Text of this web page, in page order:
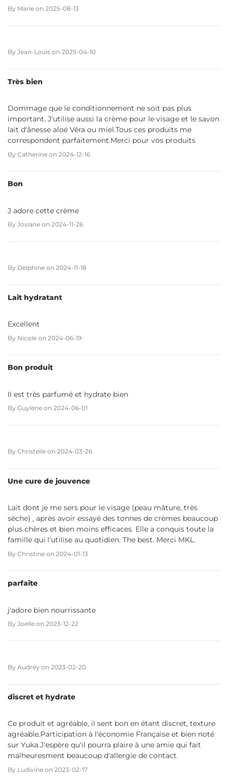
By Marie on 2025-08-13
By Jean-Louis on 2025-04-10
Très bien
Dommage que le conditionnement ne soit pas plus
important. J'utilise aussi la crème pour le visage et le savon
lait d'ânesse aloé Véra ou miel.Tous ces produits me
correspondent parfaitement.Merci pour vos produits
By Catherine on 2024-12-16
Bon
J adore cette crème
By Josiane on 2024-11-26
By Delphine on 2024-11-18
Lait hydratant
Excellent
By Nicole on 2024-06-19
Bon produit
Il est très parfumé et hydrate bien
By Guylene on 2024-06-01
By Christelle on 2024-03-26
Une cure de jouvence
Lait dont je me sers pour le visage (peau mâture, très
sèche) , après avoir essayé des tonnes de crèmes beaucoup
plus chères et bien moins efficaces. Elle a conquis toute la
famille qui l'utilise au quotidien. The best. Merci MKL.
By Christine on 2024-01-13
parfaite
j'adore bien nourrissante
By Joelle on 2023-12-22
By Audrey on 2023-02-20
discret et hydrate
Ce produit et agréable, il sent bon en étant discret, texture
agréable.Participation à l'économie Française et bien noté
sur Yuka.J'espère qu'il pourra plaire à une amie qui fait
malheuresment beaucoup d'allergie de contact.
By Ludivine on 2023-02-17